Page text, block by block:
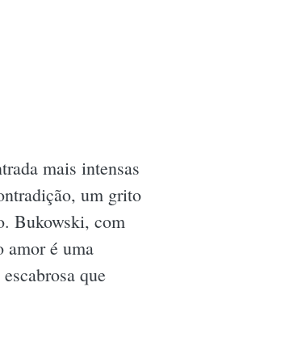
mais intensas
um grito
Bukowski, com
amor é uma
que